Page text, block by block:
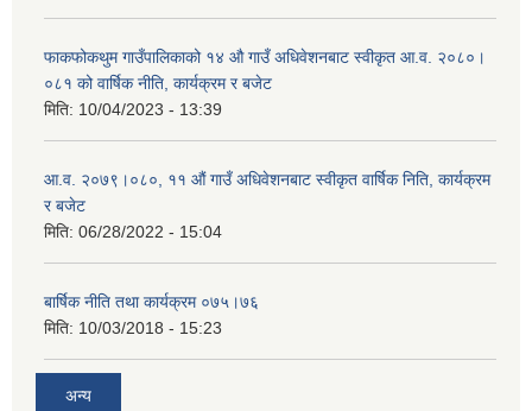
फाकफोकथुम गाउँपालिकाको १४ औ गाउँ अधिवेशनबाट स्वीकृत आ.व. २०८०।
०८१ को वार्षिक नीति, कार्यक्रम र बजेट
मिति: 10/04/2023 - 13:39
आ.व. २०७९।०८०, ११ औं गाउँ अधिवेशनबाट स्वीकृत वार्षिक निति, कार्यक्रम
र बजेट
मिति: 06/28/2022 - 15:04
बार्षिक नीति तथा कार्यक्रम ०७५।७६
मिति: 10/03/2018 - 15:23
अन्य